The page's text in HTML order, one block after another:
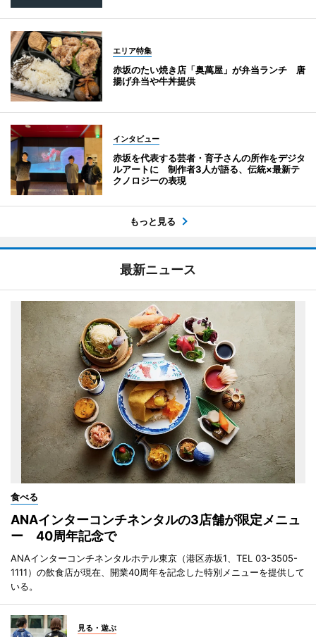
エリア特集
赤坂のたい焼き店「奥萬屋」が弁当ランチ 唐
揚げ弁当や牛丼提供
インタビュー
赤坂を代表する芸者・育子さんの所作をデジタ
ルアートに 制作者3人が語る、伝統×最新テ
クノロジーの表現
もっと見る
最新ニュース
食べる
ANAインターコンチネンタルの3店舗が限定メニュ
ー 40周年記念で
ANAインターコンチネンタルホテル東京（港区赤坂1、TEL 03-3505-
1111）の飲食店が現在、開業40周年を記念した特別メニューを提供して
いる。
見る・遊ぶ